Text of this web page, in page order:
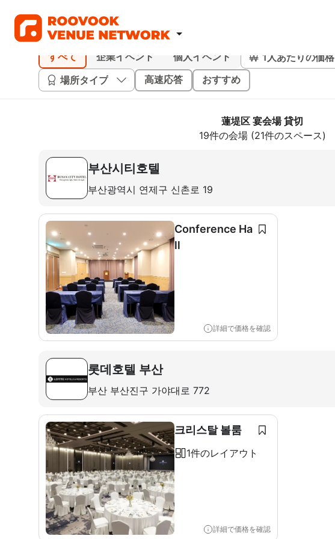
すべて 企業イベント 個人イベント 1人あたりの価格
場所タイプ
高速応答 おすすめ
蓮堤区 宴会場 貸切
19件の会場 (21件のスペース)
부산시티호텔
부산광역시 연제구 신촌로 19
Conference Ha
ll
詳細で価格を確認
롯데호텔 부산
부산 부산진구 가야대로 772
크리스탈 볼룸
1件のレイアウト
詳細で価格を確認